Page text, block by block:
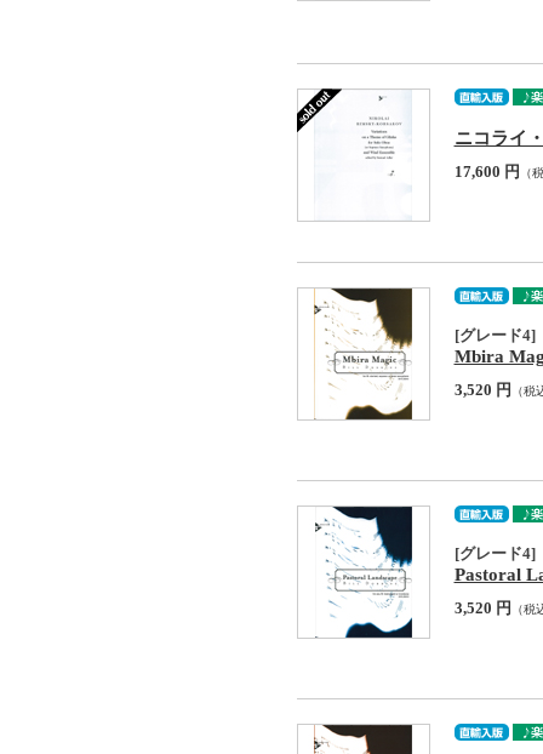
ニコライ
17,600 円 （
[グレード4]
Mbira
3,520 円 （税
[グレード4]
Pastoral
3,520 円 （税